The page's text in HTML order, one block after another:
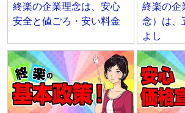
終楽の企業理念は、安心
安全と値ごろ・安い料金
終楽の企
念）は、
よし